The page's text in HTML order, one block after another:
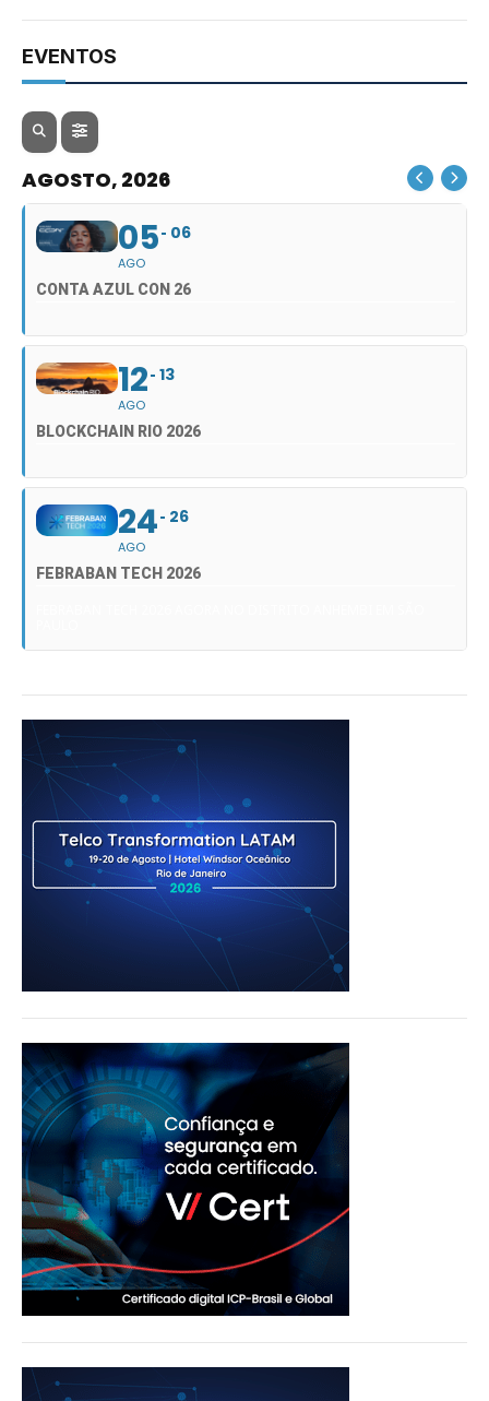
EVENTOS
AGOSTO, 2026
05
AGO
06
CONTA AZUL CON 26
12
AGO
13
BLOCKCHAIN RIO 2026
24
AGO
26
FEBRABAN TECH 2026